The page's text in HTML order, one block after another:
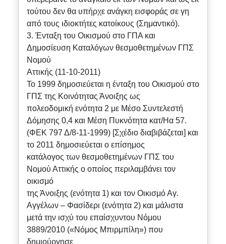
τούτου δεν θα υπήρχε ανάγκη εισφοράς σε γη
από τους ιδιοκτήτες κατοίκους (Σημαντικό).
3. Ένταξη του Οικισμού στο ΓΠΑ και
Δημοσίευση Καταλόγων θεσμοθετημένων ΓΠΣ
Νομού
Αττικής (11-10-2011)
Το 1999 δημοσιεύεται η ένταξη του Οικισμού στο
ΓΠΣ της Κοινότητας Άνοιξης ως
πολεοδομική ενότητα 2 με Μέσο Συντελεστή
Δόμησης 0,4 και Μέση Πυκνότητα κατ/Ηα 57.
(ΦΕΚ 797 Δ/8-11-1999) [Σχέδιο διαβιβάζεται] και
το 2011 δημοσιεύεται ο επίσημος
κατάλογος των θεσμοθετημένων ΓΠΣ του
Νομού Αττικής ο οποίος περιλαμβάνει τον
οικισμό
της Άνοιξης (ενότητα 1) και τον Οικισμό Αγ.
Αγγέλων – Φασίδερι (ενότητα 2) και μάλιστα
μετά την ισχύ του επαίσχυντου Νόμου
3889/2010 («Νόμος Μπιρμπίλη») που
δημιούργησε